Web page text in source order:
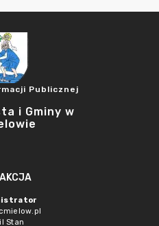
Publicznej
i Gminy w
Stan